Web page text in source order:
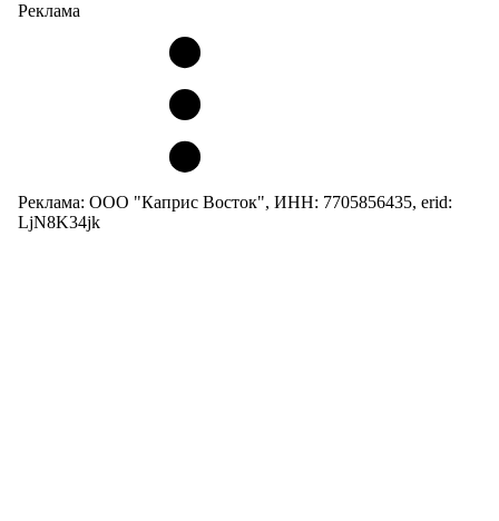
Реклама
Реклама: ООО "Каприс Восток", ИНН: 7705856435, erid:
LjN8K34jk